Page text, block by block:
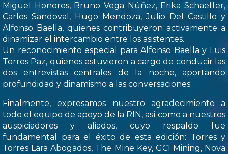
Miguel Honores, Bruno Vega Núñez, Erika Schaeffer,
Carlos Sandoval, Hugo Mendoza, Julio Del Castillo y
Alfonso Baella, quienes contribuyeron activamente a
dinamizar el intercambio entre los asistentes.
Un reconocimiento especial para Alfonso Baella y Luis
Torres Paz, quienes estuvieron a cargo de conducir las
dos entrevistas centrales de la noche, aportando
profundidad y dinamismo a las conversaciones.
Finalmente, expresamos nuestro agradecimiento a
todo el equipo de apoyo de la RIN, así como a nuestros
auspiciadores y aliados, cuyo respaldo fue
fundamental para el éxito de esta edición: Torres y
Torres Lara Abogados, The Mine Key, GCI Mining, Nova